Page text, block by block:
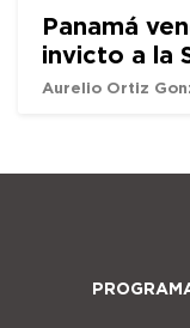
Panamá
invicto a la
Aurelio Ortiz